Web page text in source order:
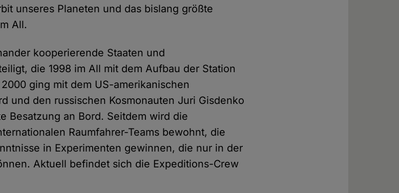
unseres Planeten und das bislang größte
All.
kooperierende Staaten und
die 1998 im All mit dem Aufbau der Station
ging mit dem US-amerikanischen
und den russischen Kosmonauten Juri Gisdenko
Besatzung an Bord. Seitdem wird die
Raumfahrer-Teams bewohnt, die
in Experimenten gewinnen, die nur in der
Aktuell befindet sich die Expeditions-Crew